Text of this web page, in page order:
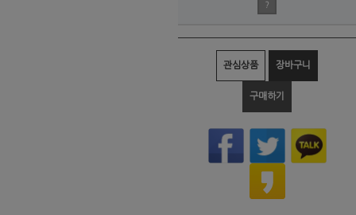
?
관심상품 장바구니
구매하기